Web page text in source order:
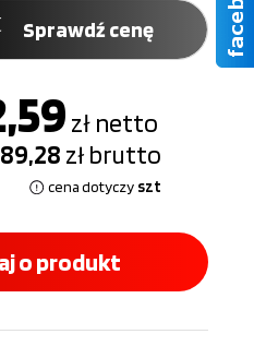
Sprawdź cenę
zł netto
89,28 zł brutto
cena dotyczy szt
o produkt